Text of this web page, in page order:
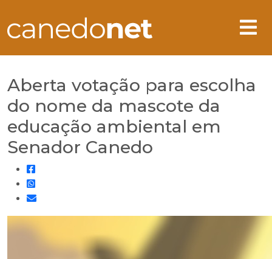
Aberta votação para escolha
do nome da mascote da
educação ambiental em
Senador Canedo